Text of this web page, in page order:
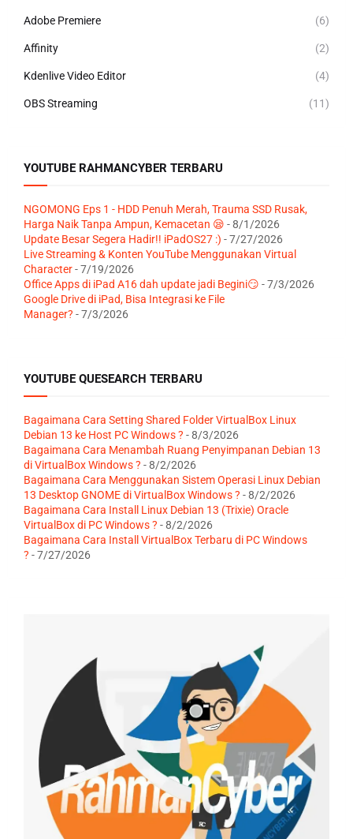
Adobe Premiere (6)
Affinity (2)
Kdenlive Video Editor (4)
OBS Streaming (11)
YOUTUBE RAHMANCYBER TERBARU
NGOMONG Eps 1 - HDD Penuh Merah, Trauma SSD Rusak,
Harga Naik Tanpa Ampun, Kemacetan 😪 - 8/1/2026
Update Besar Segera Hadir!! iPadOS27 :) - 7/27/2026
Live Streaming & Konten YouTube Menggunakan Virtual
Character- 7/19/2026
Office Apps di iPad A16 dah update jadi Begini😏 - 7/3/2026
Google Drive di iPad, Bisa Integrasi ke File
Manager? - 7/3/2026
YOUTUBE QUESEARCH TERBARU
Bagaimana Cara Setting Shared Folder VirtualBox Linux
Debian 13 ke Host PC Windows ? - 8/3/2026
Bagaimana Cara Menambah Ruang Penyimpanan Debian 13
di VirtualBox Windows ? - 8/2/2026
Bagaimana Cara Menggunakan Sistem Operasi Linux Debian
13 Desktop GNOME di VirtualBox Windows ? - 8/2/2026
Bagaimana Cara Install Linux Debian 13 (Trixie) Oracle
VirtualBox di PC Windows ? - 8/2/2026
Bagaimana Cara Install VirtualBox Terbaru di PC Windows
? - 7/27/2026